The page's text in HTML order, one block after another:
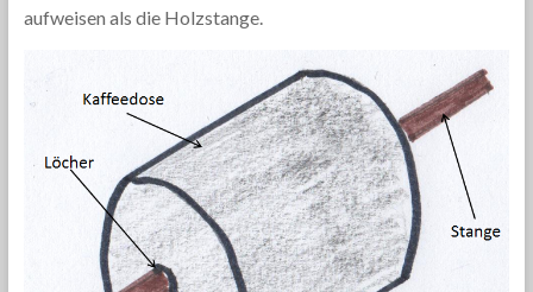
aufweisen als die Holzstange.